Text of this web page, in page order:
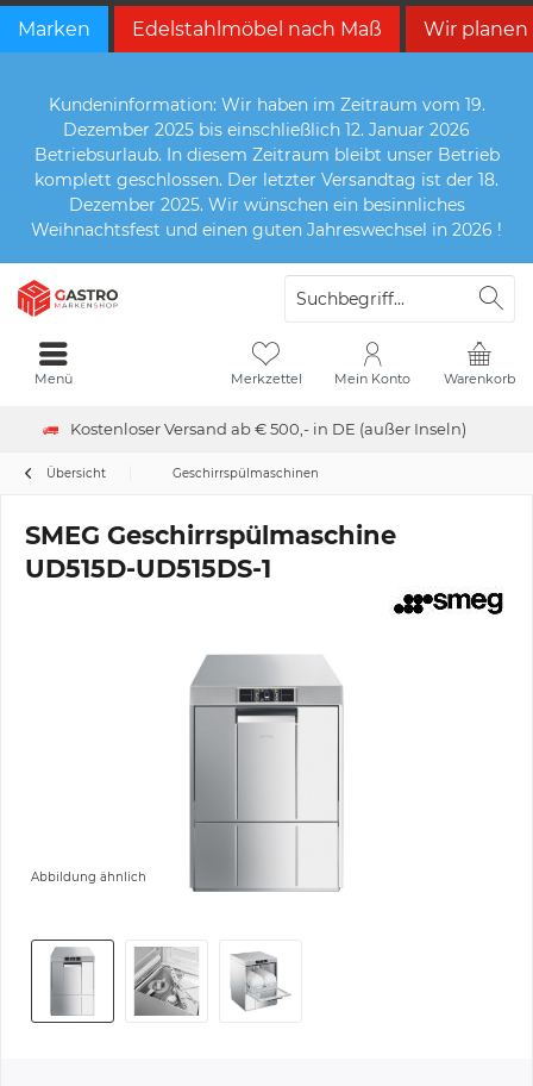
Marken Edelstahlmöbel nach Maß Wir planen
Kundeninformation: Wir haben im Zeitraum vom 19.
Dezember 2025 bis einschließlich 12. Januar 2026
Betriebsurlaub. In diesem Zeitraum bleibt unser Betrieb
komplett geschlossen. Der letzter Versandtag ist der 18.
Dezember 2025. Wir wünschen ein besinnliches
Weihnachtsfest und einen guten Jahreswechsel in 2026 !
Kostenloser Versand ab € 500,- in DE (außer Inseln)
Warenkorb
Merkzettel Mein Konto
Menü
Übersicht Geschirrspülmaschinen
SMEG Geschirrspülmaschine
UD515D-UD515DS-1
Abbildung ähnlich